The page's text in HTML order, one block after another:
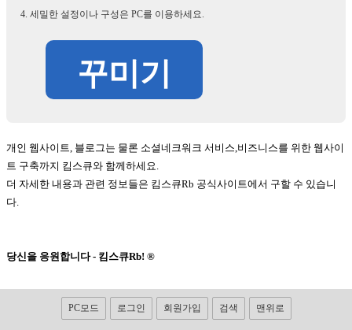
세밀한 설정이나 구성은 PC를 이용하세요.
꾸미기
개인 웹사이트, 블로그는 물론 소셜네크워크 서비스,비즈니스를 위한 웹사이
트 구축까지 킴스큐와 함께하세요.
더 자세한 내용과 관련 정보들은 킴스큐Rb 공식사이트에서 구할 수 있습니
다.
당신을 응원합니다 - 킴스큐Rb! ®
PC모드 로그인 회원가입 검색 맨위로